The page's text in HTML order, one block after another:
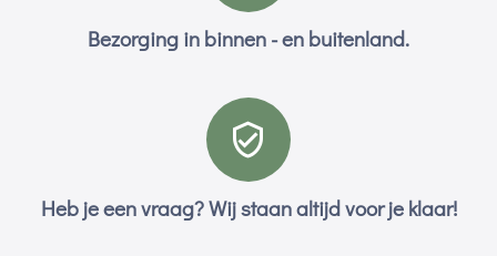
Bezorging in binnen - en buitenland.
Heb je een vraag? Wij staan altijd voor je klaar!